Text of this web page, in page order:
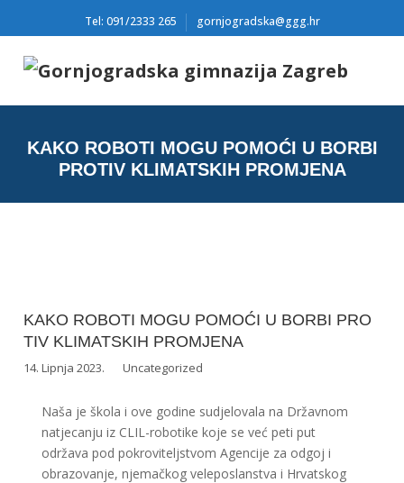
Tel: 091/2333 265 gornjogradska@ggg.hr
KAKO ROBOTI MOGU POMOĆI U BORBI
PROTIV KLIMATSKIH PROMJENA
KAKO ROBOTI MOGU POMOĆI U BORBI PRO
TIV KLIMATSKIH PROMJENA
14. Lipnja 2023. Uncategorized
Naša je škola i ove godine sudjelovala na Državnom
natjecanju iz CLIL-robotike koje se već peti put
održava pod pokroviteljstvom Agencije za odgoj i
obrazovanje, njemačkog veleposlanstva i Hrvatskog